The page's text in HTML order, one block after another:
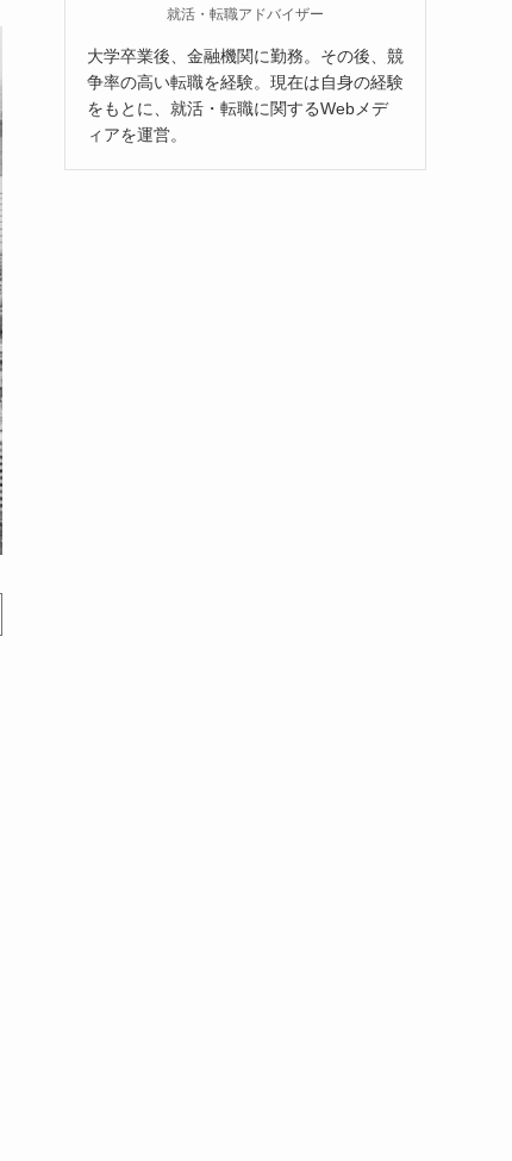
就活・転職アドバイザー
大学卒業後、金融機関に勤務。その後、競
争率の高い転職を経験。現在は自身の経験
をもとに、就活・転職に関するWebメデ
ィアを運営。